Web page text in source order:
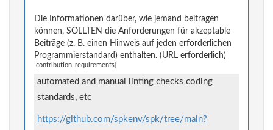
Die Informationen darüber, wie jemand beitragen
können, SOLLTEN die Anforderungen für akzeptable
Beiträge (z. B. einen Hinweis auf jeden erforderlichen
Programmierstandard) enthalten. (URL erforderlich)
[contribution_requirements]
automated and manual linting checks coding
standards, etc
https://github.com/spkenv/spk/tree/main?